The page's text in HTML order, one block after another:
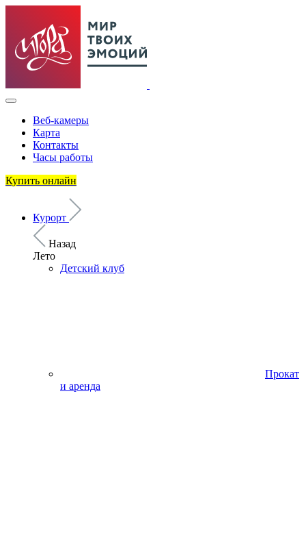
Веб-камеры
Карта
Контакты
Часы работы
Купить онлайн
Курорт
Назад
Лето
Детский клуб
Прокат
и аренда